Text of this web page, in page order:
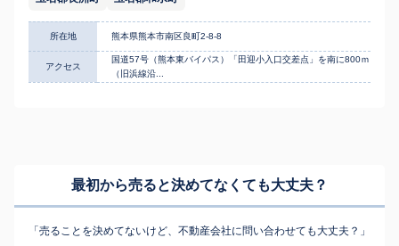
所在地 熊本県熊本市南区良町2-8-8
アクセス
国道57号（熊本東バイパス）「田迎小入口交差点」を南に800ｍ
（旧浜線沿...
最初から売ると決めてなくても大丈夫？
「売ることを決めてないけど、不動産会社に問い合わせても大丈夫？」